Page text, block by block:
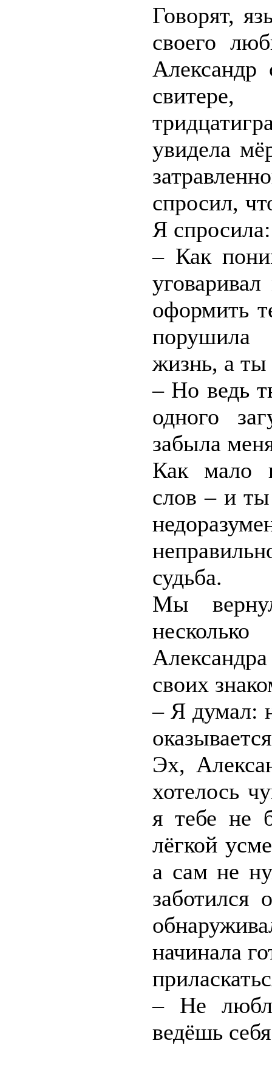
Говорят,
своего
увидела
спросил,
Я спросила:
– Как
оформить
порушила
жизнь, а ты
– Но ведь
одного
забыла
Как мало
слов – и
судьба.
Мы
своих
– Я думал:
Эх,
хотелось
я тебе не
лёгкой
а сам не
начинала
– Не
ведёшь